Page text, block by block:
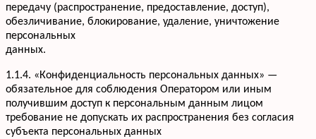
передачу (распространение, предоставление, доступ),
обезличивание, блокирование, удаление, уничтожение
персональных
данных.
1.1.4. «Конфиденциальность персональных данных» —
обязательное для соблюдения Оператором или иным
получившим доступ к персональным данным лицом
требование не допускать их распространения без согласия
субъекта персональных данных